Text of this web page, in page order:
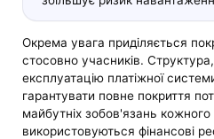
Окрема увага приділяється
стосовно учасників.
експлуатацію платіжної
гарантувати повне покриття
майбутніх зобов'язань
використовуються фінансові